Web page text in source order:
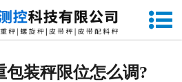
网站首页
包装秤限位怎么调?